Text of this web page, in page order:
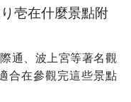
壱在什麼景點附
通、波上宮等著名觀
合在參觀完這些景點